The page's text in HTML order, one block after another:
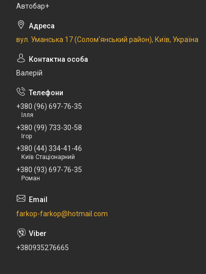
Автобар+
вул. Уманська 17 (Солом'янський район), Київ, Україна
Валерій
+380 (96) 697-76-35
Ілля
+380 (99) 733-30-58
Ігор
+380 (44) 334-41-46
Київ Стаціонарний
+380 (93) 697-76-35
Роман
farkop-farkop@hotmail.com
+380935276665